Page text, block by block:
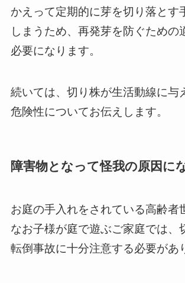
かえって定期的に芽を切り落とす
しまうため、再発芽を防ぐための
必要になります。
続いては、切り株が生活動線に与
危険性についてお伝えします。
障害物となって怪我の原因に
お庭の手入れをされている高齢者
なお子様が庭で遊ぶご家庭では、
転倒事故に十分注意する必要があ